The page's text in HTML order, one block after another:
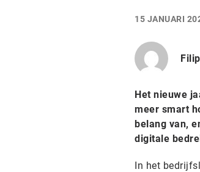
15 JANUARI
Het nieuwe
meer smart
belang van,
digitale
In het